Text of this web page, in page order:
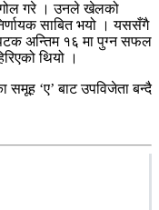
गोल गरे । उनले खेलको
साबित भयो । यससँगै
अन्तिम १६ मा पुग्न सफल
थियो ।
समूह ‘ए’ बाट उपविजेता बन्दै